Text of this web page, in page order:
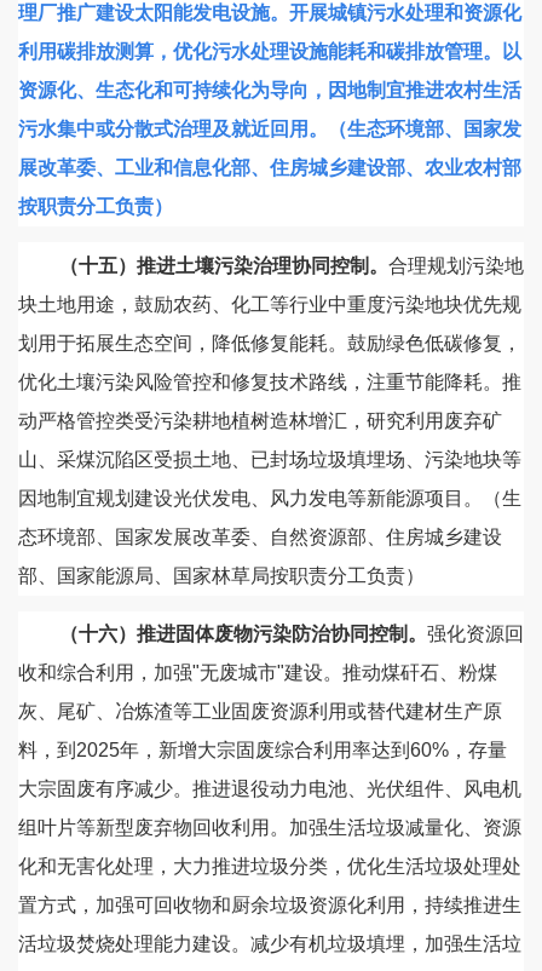
理厂推广建设太阳能发电设施。开展城镇污水处理和资源化
利用碳排放测算，优化污水处理设施能耗和碳排放管理。以
资源化、生态化和可持续化为导向，因地制宜推进农村生活
污水集中或分散式治理及就近回用。（生态环境部、国家发
展改革委、工业和信息化部、住房城乡建设部、农业农村部
按职责分工负责）
（十五）推进土壤污染治理协同控制。 合理规划污染地
块土地用途，鼓励农药、化工等行业中重度污染地块优先规
划用于拓展生态空间，降低修复能耗。鼓励绿色低碳修复，
优化土壤污染风险管控和修复技术路线，注重节能降耗。推
动严格管控类受污染耕地植树造林增汇，研究利用废弃矿
山、采煤沉陷区受损土地、已封场垃圾填埋场、污染地块等
因地制宜规划建设光伏发电、风力发电等新能源项目。（生
态环境部、国家发展改革委、自然资源部、住房城乡建设
部、国家能源局、国家林草局按职责分工负责）
（十六）推进固体废物污染防治协同控制。 强化资源回
收和综合利用，加强"无废城市"建设。推动煤矸石、粉煤
灰、尾矿、冶炼渣等工业固废资源利用或替代建材生产原
料，到2025年，新增大宗固废综合利用率达到60%，存量
大宗固废有序减少。推进退役动力电池、光伏组件、风电机
组叶片等新型废弃物回收利用。加强生活垃圾减量化、资源
化和无害化处理，大力推进垃圾分类，优化生活垃圾处理处
置方式，加强可回收物和厨余垃圾资源化利用，持续推进生
活垃圾焚烧处理能力建设。减少有机垃圾填埋，加强生活垃